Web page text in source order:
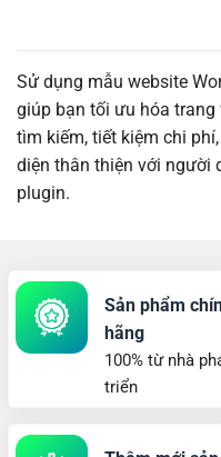
Sử dụng mẫu website
giúp bạn tối ưu hóa
tìm kiếm, tiết kiệm chi
diện thân thiện với người
plugin.
Sản phẩm
hãng
100% từ nhà
triển